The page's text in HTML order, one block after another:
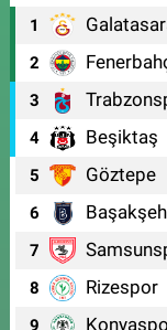
1
2
3
4 Beşiktaş
5 Göztepe
6
7
8 Rizespor
9